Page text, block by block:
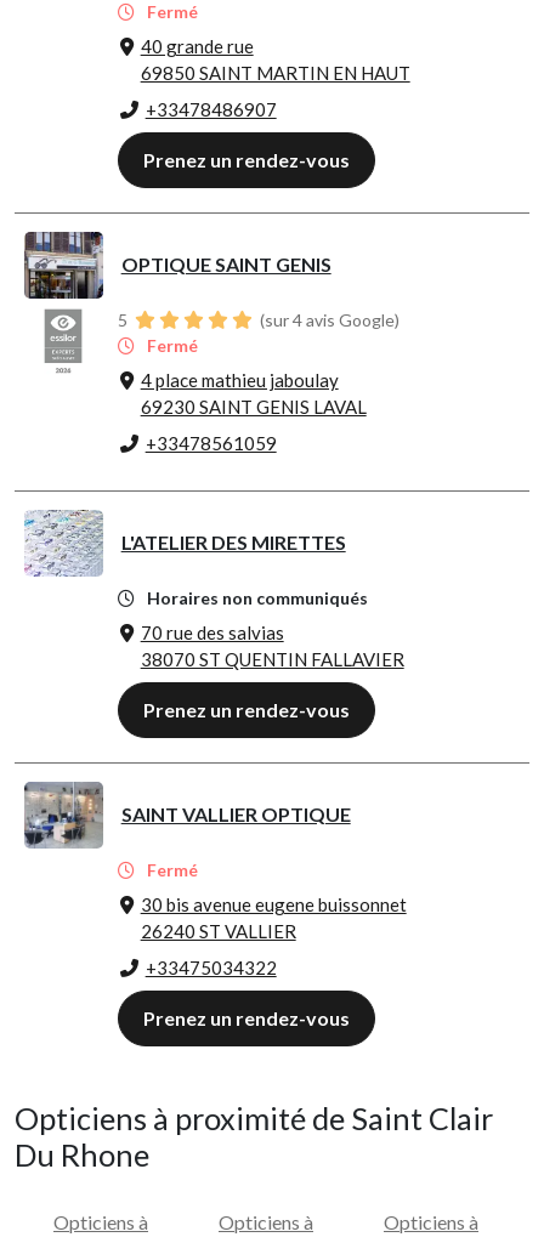
Fermé
40 grande rue
69850 SAINT MARTIN EN HAUT
+33478486907
Prenez un rendez-vous
OPTIQUE SAINT GENIS
5
(sur 4 avis Google)
Fermé
4 place mathieu jaboulay
69230 SAINT GENIS LAVAL
+33478561059
L'ATELIER DES MIRETTES
Horaires non communiqués
70 rue des salvias
38070 ST QUENTIN FALLAVIER
Prenez un rendez-vous
SAINT VALLIER OPTIQUE
Fermé
30 bis avenue eugene buissonnet
26240 ST VALLIER
+33475034322
Prenez un rendez-vous
Opticiens à proximité de Saint Clair
Du Rhone
Opticiens à
Opticiens à
Opticiens à